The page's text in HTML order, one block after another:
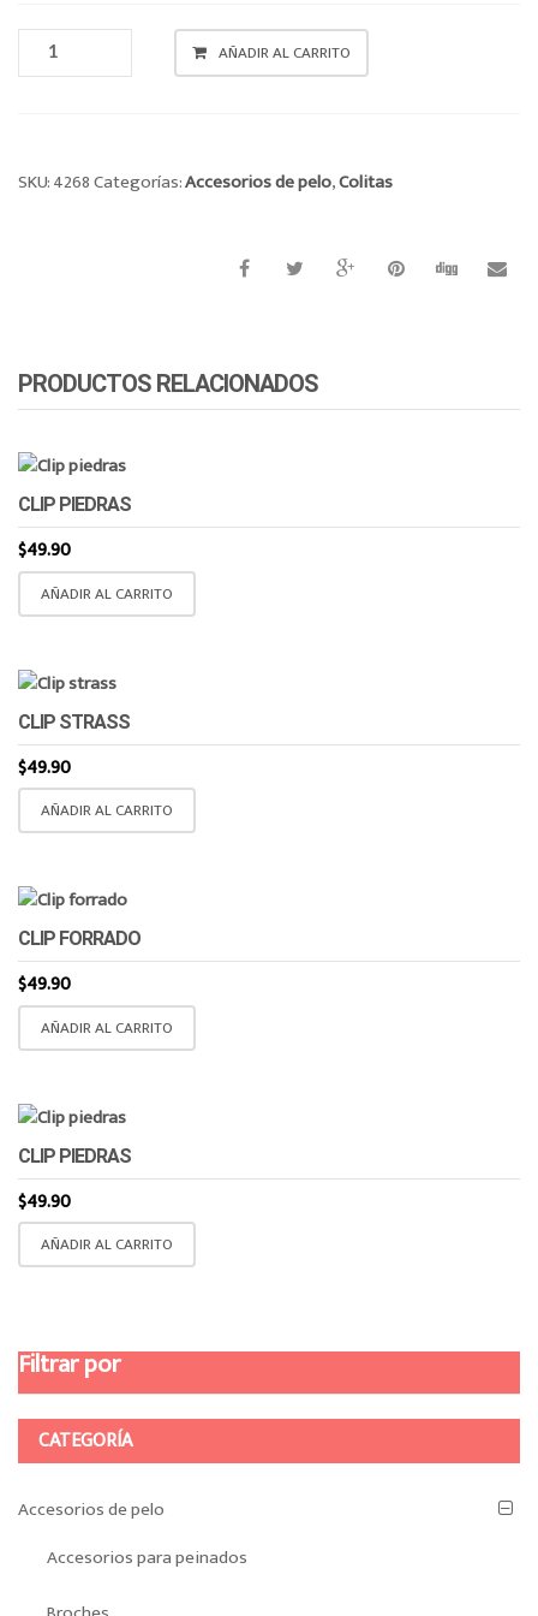
COLITA
CANTIDAD
AÑADIR AL CARRITO
SKU:4268Categorías:Accesorios de pelo,Colitas
PRODUCTOS RELACIONADOS
CLIP PIEDRAS
$49.90
AÑADIR AL CARRITO
CLIP STRASS
$49.90
AÑADIR AL CARRITO
CLIP FORRADO
$49.90
AÑADIR AL CARRITO
CLIP PIEDRAS
$49.90
AÑADIR AL CARRITO
Filtrar por
CATEGORÍA
Accesorios de pelo
Accesorios para peinados